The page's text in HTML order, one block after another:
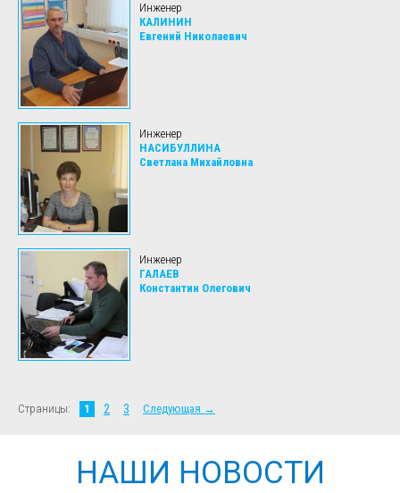
Инженер
КАЛИНИН
Евгений Николаевич
Инженер
НАСИБУЛЛИНА
Светлана Михайловна
Инженер
ГАЛАЕВ
Константин Олегович
Страницы: 1 2 3 Следующая →
НАШИ НОВОСТИ